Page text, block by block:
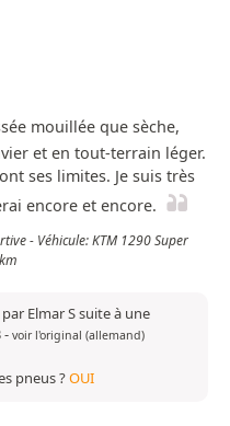
mouillée que sèche,
et en tout-terrain léger.
ses limites. Je suis très
encore et encore.
- Véhicule: KTM 1290 Super
Elmar S suite à une
- voir l'original (allemand)
pneus ?OUI